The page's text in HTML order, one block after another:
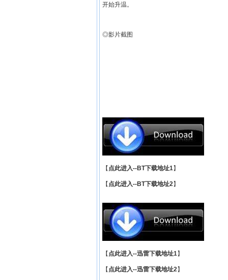
开始升温。
◎影片截图
【 点此进入--BT下载地址1】
【 点此进入--BT下载地址2】
【 点此进入--迅雷下载地址1】
【 点此进入--迅雷下载地址2】